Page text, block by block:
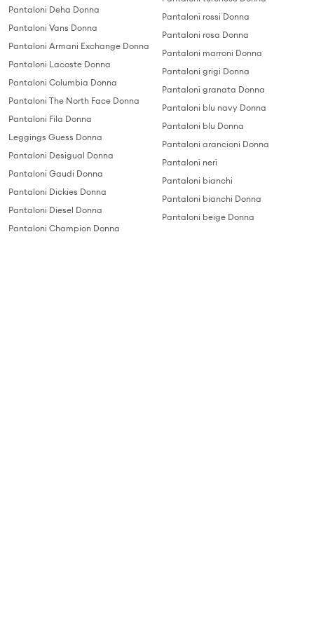
Pantaloni Deha Donna
Pantaloni Vans Donna
Pantaloni Armani Exchange Donna
Pantaloni Lacoste Donna
Pantaloni Columbia Donna
Pantaloni The North Face Donna
Pantaloni Fila Donna
Leggings Guess Donna
Pantaloni Desigual Donna
Pantaloni Gaudi Donna
Pantaloni Dickies Donna
Pantaloni Diesel Donna
Pantaloni Champion Donna
Pantaloni rossi Donna
Pantaloni rosa Donna
Pantaloni marroni Donna
Pantaloni grigi Donna
Pantaloni granata Donna
Pantaloni blu navy Donna
Pantaloni blu Donna
Pantaloni arancioni Donna
Pantaloni neri
Pantaloni bianchi
Pantaloni bianchi Donna
Pantaloni beige Donna